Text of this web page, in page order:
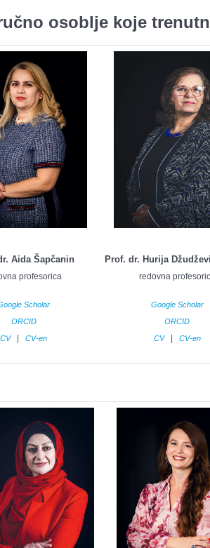
osoblje koje
Aida Šapčanin
profesorica
Scholar
ORCID
CV| CV-en
Prof. dr. Hurija
redovna
Google Scholar
ORCID
CV| CV-en